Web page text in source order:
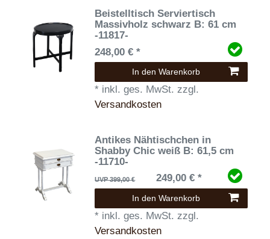
Beistelltisch Serviertisch
Massivholz schwarz B: 61 cm
-11817-
248,00 € *
In den Warenkorb
* inkl. ges. MwSt. zzgl.
Versandkosten
Antikes Nähtischchen in
Shabby Chic weiß B: 61,5 cm
-11710-
UVP 399,00 € 249,00 € *
In den Warenkorb
* inkl. ges. MwSt. zzgl.
Versandkosten